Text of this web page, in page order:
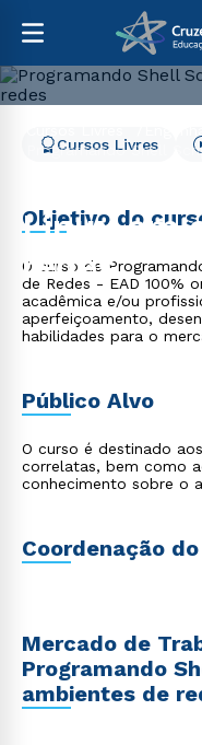
Programando Shell
Linux em
redes
Cursos Livres
Objetivo do
O curso de
de Redes - EAD 100%
acadêmica e/ou
aperfeiçoamento,
habilidades para o
Público Alvo
O curso é destinado
correlatas, bem como
conhecimento sobre o
Coordenação
Mercado de
Programando
ambientes de